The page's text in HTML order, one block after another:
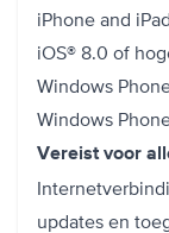
iPhone and
iOS® 8.0 of
Windows
Windows
Vereist voor
updates en